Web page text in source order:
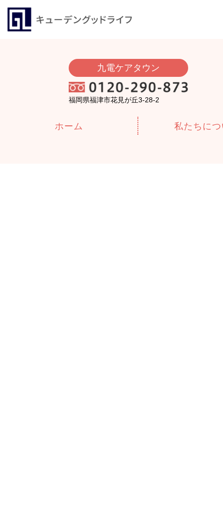
九電ケアタウン
福岡県福津市花見が丘3-28-2
ホーム 私たちに